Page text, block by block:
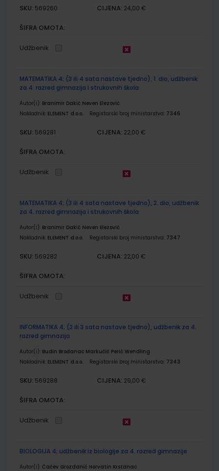
SKU: 569260 CIJENA: 24,00 €
ŠIFRA OMOTA:
Udžbenik
MATEMATIKA 4; (3 ili 4 sata nastave tjedno), 1. dio, udžbenik
za 4. razred gimnazija i strukovnih škola
Autor(i): Branimir Dakić Neven Elezović
Nakladnik: ELEMENT d.o.o. Registarski broj ministarstva: 7346
SKU: 569281 CIJENA: 22,00 €
ŠIFRA OMOTA:
Udžbenik
MATEMATIKA 4; (3 ili 4 sata nastave tjedno), 2. dio, udžbenik
za 4. razred gimnazija i strukovnih škola
Autor(i): Branimir Dakić Neven Elezović
Nakladnik: ELEMENT d.o.o. Registarski broj ministarstva: 7347
SKU: 569282 CIJENA: 22,00 €
ŠIFRA OMOTA:
Udžbenik
INFORMATIKA 4; (2 ili 3 sata nastave tjedno), udžbenik za 4.
razred gimnazija
Autor(i): Budin Brođanac Markučič Perić Wendling
Nakladnik: ELEMENT d.o.o. Registarski broj ministarstva: 7343
SKU: 569288 CIJENA: 29,00 €
ŠIFRA OMOTA:
Udžbenik
BIOLOGIJA 4; udžbenik iz biologije za 4. razred gimnazije
Autor(i): Čačev Grozdanić Horvatin Krstanac